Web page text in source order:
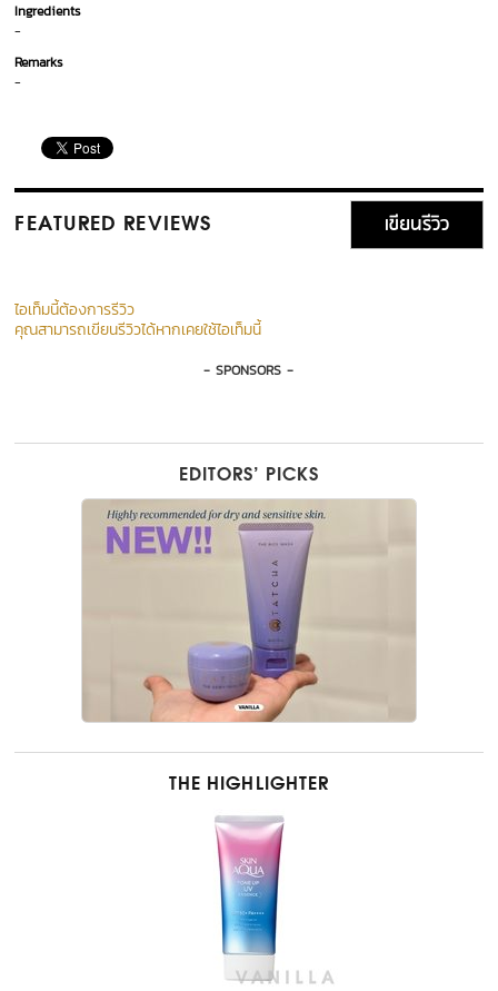
Ingredients
-
Remarks
-
FEATURED REVIEWS เขียนรีวิว
ไอเท็มนี้ต้องการรีวิว
คุณสามารถเขียนรีวิวได้หากเคยใช้ไอเท็มนี้
- SPONSORS -
EDITORS’ PICKS
THE HIGHLIGHTER